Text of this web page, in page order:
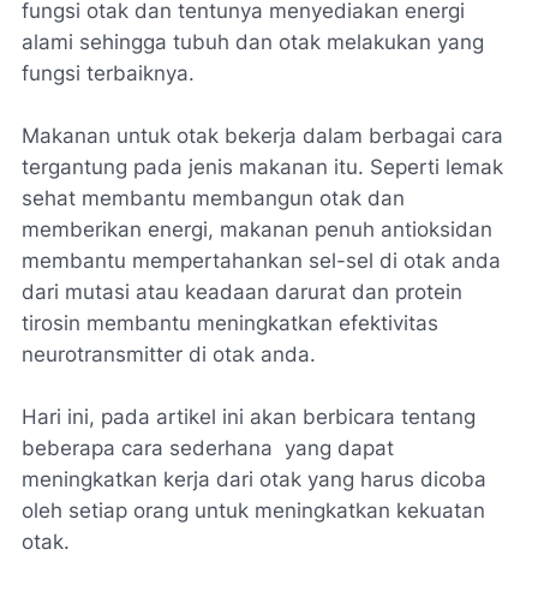
fungsi otak dan tentunya menyediakan energi
alami sehingga tubuh dan otak melakukan yang
fungsi terbaiknya.
Makanan untuk otak bekerja dalam berbagai cara
tergantung pada jenis makanan itu. Seperti lemak
sehat membantu membangun otak dan
memberikan energi, makanan penuh antioksidan
membantu mempertahankan sel-sel di otak anda
dari mutasi atau keadaan darurat dan protein
tirosin membantu meningkatkan efektivitas
neurotransmitter di otak anda.
Hari ini, pada artikel ini akan berbicara tentang
beberapa cara sederhana yang dapat
meningkatkan kerja dari otak yang harus dicoba
oleh setiap orang untuk meningkatkan kekuatan
otak.